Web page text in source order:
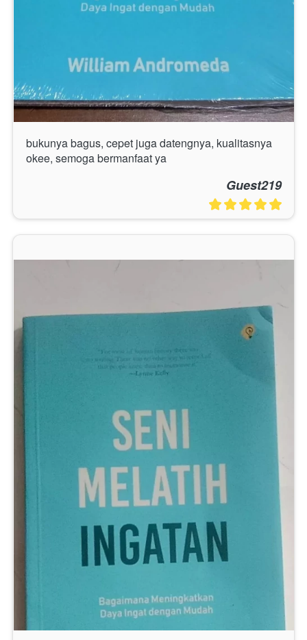
bukunya bagus, cepet juga datengnya, kualitasnya
okee, semoga bermanfaat ya
Guest219